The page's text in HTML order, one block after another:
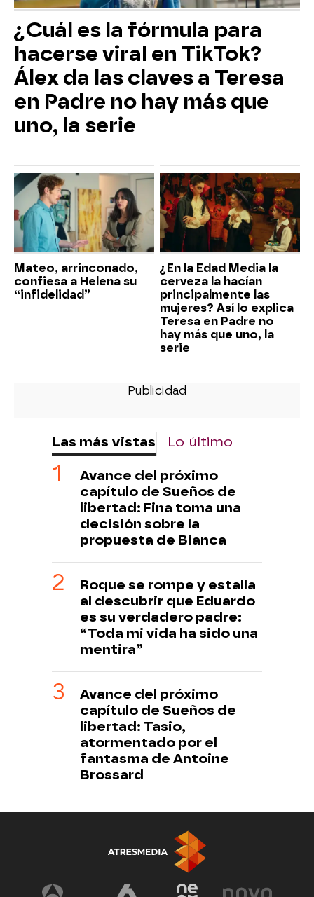
¿Cuál es la fórmula para
hacerse viral en TikTok?
Álex da las claves a Teresa
en Padre no hay más que
uno, la serie
Mateo, arrinconado,
confiesa a Helena su
“infidelidad”
¿En la Edad Media la
cerveza la hacían
principalmente las
mujeres? Así lo explica
Teresa en Padre no
hay más que uno, la
serie
Las más vistas Lo último
Avance del próximo
capítulo de Sueños de
libertad: Fina toma una
decisión sobre la
propuesta de Bianca
Roque se rompe y estalla
al descubrir que Eduardo
es su verdadero padre:
“Toda mi vida ha sido una
mentira”
Avance del próximo
capítulo de Sueños de
libertad: Tasio,
atormentado por el
fantasma de Antoine
Brossard